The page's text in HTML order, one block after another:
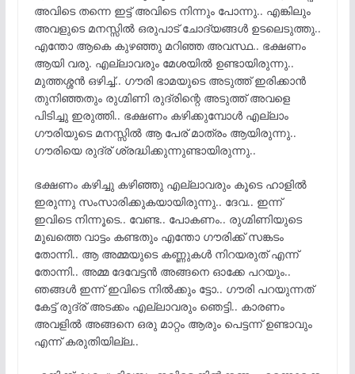
അവിടെ തന്നെ ഇട്ട് അവിടെ നിന്നും പോന്നു.. എങ്കിലും
അവളുടെ മനസ്സിൽ ഒരുപാട് ചോദ്യങ്ങൾ ഉടലെടുത്തു..
എന്തോ ആകെ കുഴഞ്ഞു മറിഞ്ഞ അവസ്ഥ.. ഭക്ഷണം
ആയി വരു. എല്ലാവരും മേശയിൽ ഉണ്ടായിരുന്നു..
മുത്തശ്ശൻ ഒഴിച്ച്.. ഗൗരി ഭാമയുടെ അടുത്ത് ഇരിക്കാൻ
തുനിഞ്ഞതും രുഗ്മിണി രുദ്രിന്റെ അടുത്ത് അവളെ
പിടിച്ചു ഇരുത്തി.. ഭക്ഷണം കഴിക്കുമ്പോൾ എല്ലാം
ഗൗരിയുടെ മനസ്സിൽ ആ പേര് മാത്രം ആയിരുന്നു..
ഗൗരിയെ രുദ്ര് ശ്രദ്ധിക്കുന്നുണ്ടായിരുന്നു..
ഭക്ഷണം കഴിച്ചു കഴിഞ്ഞു എല്ലാവരും കൂടെ ഹാളിൽ
ഇരുന്നു സംസാരിക്കുകയായിരുന്നു.. ദേവ.. ഇന്ന്
ഇവിടെ നിന്നൂടെ.. വേണ്ട.. പോകണം.. രുഗ്മിണിയുടെ
മുഖത്തെ വാട്ടം കണ്ടതും എന്തോ ഗൗരിക്ക് സങ്കടം
തോന്നി.. ആ അമ്മയുടെ കണ്ണുകൾ നിറയരുത് എന്ന്
തോന്നി.. അമ്മ ദേവേട്ടൻ അങ്ങനെ ഓക്കേ പറയും..
ഞങ്ങൾ ഇന്ന് ഇവിടെ നിൽക്കും ട്ടോ.. ഗൗരി പറയുന്നത്
കേട്ട് രുദ്ര് അടക്കം എല്ലാവരും ഞെട്ടി.. കാരണം
അവളിൽ അങ്ങനെ ഒരു മാറ്റം ആരും പെട്ടന്ന് ഉണ്ടാവും
എന്ന് കരുതിയില്ല..